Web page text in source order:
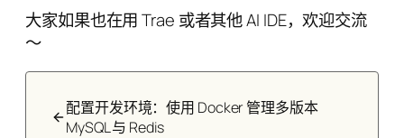
大家如果也在用 Trae 或者其他 AI IDE，欢迎交流
～
配置开发环境：使用 Docker 管理多版本
MySQL 与 Redis